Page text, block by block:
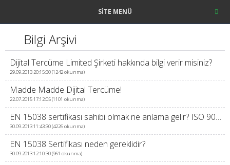
SITE MENÜ
Bilgi Arşivi
Dijital Tercüme Limited Şirketi hakkında bilgi verir misiniz?
29.09.2013 20:15:30 (1242 okunma)
Madde Madde Dijital Tercüme!
22.07.2015 17:12:05 (1101 okunma)
EN 15038 sertifikası sahibi olmak ne anlama gelir? ISO 9001:2000 ve TS EN 15038 Standardı nedir?
30.09.2013 11:43:30 (4226 okunma)
EN 15038 Sertifikası neden gereklidir?
30.09.2013 12:10:30 (961 okunma)